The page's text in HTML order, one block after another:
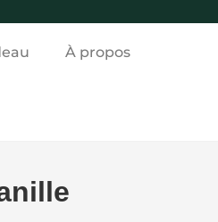
À propos